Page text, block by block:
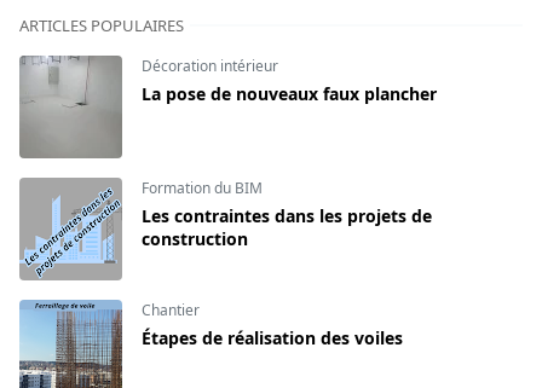
ARTICLES POPULAIRES
Décoration intérieur
La pose de nouveaux faux plancher
Formation du BIM
Les contraintes dans les projets de
construction
Chantier
Étapes de réalisation des voiles